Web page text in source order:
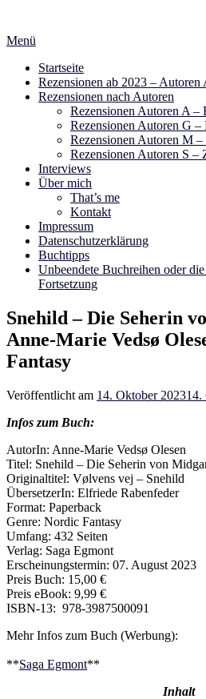
springen
Menü
Startseite
Rezensionen ab 2023 – Autoren
Rezensionen nach Autoren
Rezensionen Autoren A –
Rezensionen Autoren G –
Rezensionen Autoren M –
Rezensionen Autoren S –
Interviews
Über mich
That’s me
Kontakt
Impressum
Datenschutzerklärung
Buchtipps
Unbeendete Buchreihen oder
Fortsetzung
Snehild – Die Seherin
Anne-Marie Vedsø
Fantasy
Veröffentlicht am 14. Oktober 202314.
Infos zum Buch:
AutorIn: Anne-Marie Vedsø Olesen
Titel: Snehild – Die Seherin von
Originaltitel: Vølvens vej – Snehild
ÜbersetzerIn: Elfriede Rabenfeder
Format: Paperback
Genre: Nordic Fantasy
Umfang: 432 Seiten
Verlag: Saga Egmont
Erscheinungstermin: 07. August 2023
Preis Buch: 15,00 €
Preis eBook: 9,99 €
ISBN-13: ‎‎ 978-3987500091
Mehr Infos zum Buch (Werbung):
**Saga Egmont**
Inhalt